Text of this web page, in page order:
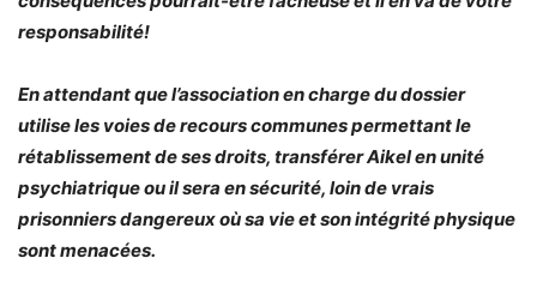
responsabilité!
En attendant que l’association en charge du dossier
utilise les voies de recours communes permettant le
rétablissement de ses droits, transférer Aikel en unité
psychiatrique ou il sera en sécurité, loin de vrais
prisonniers dangereux où sa vie et son intégrité physique
sont menacées.